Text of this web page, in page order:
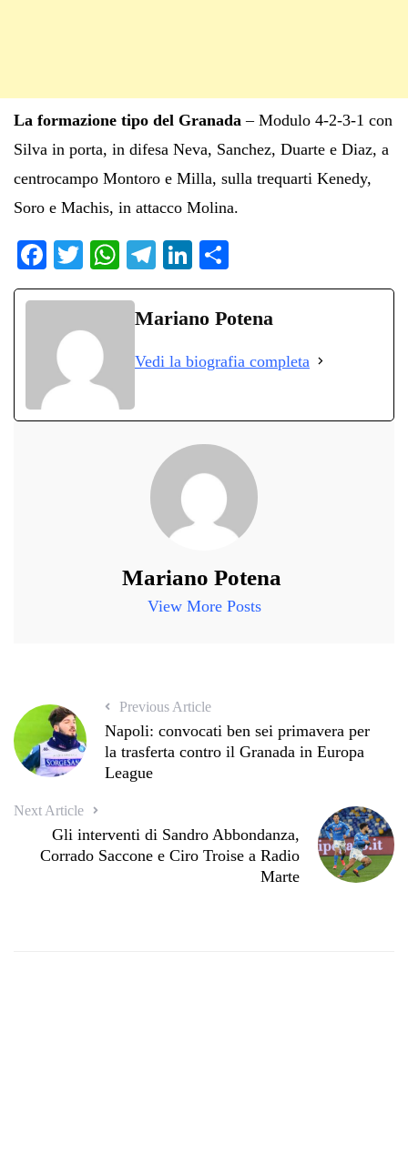
La formazione tipo del Granada– Modulo 4-2-3-1 con
Silva in porta, in difesa Neva, Sanchez, Duarte e Diaz, a
centrocampo Montoro e Milla, sulla trequarti Kenedy,
Soro e Machis, in attacco Molina.
Fa
ce
ok
T
wi
r
W
ha
ts
pp
Te
le
gr
m
Li
nk
ed
on
di
di
Mariano Potena
Vedi la biografia completa
Mariano Potena
View More Posts
Previous Article
Napoli: convocati ben sei primavera per
la trasferta contro il Granada in Europa
League
Next Article
Gli interventi di Sandro Abbondanza,
Corrado Saccone e Ciro Troise a Radio
Marte